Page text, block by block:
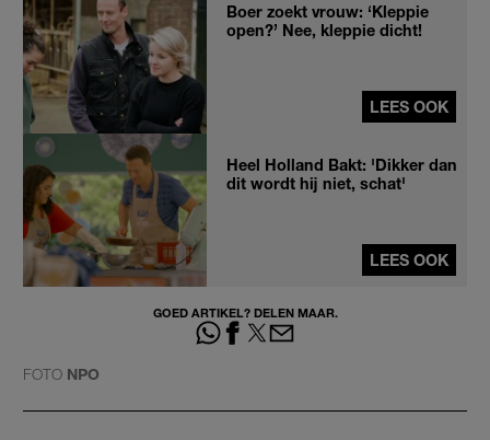
Boer zoekt vrouw: ‘Kleppie
open?’ Nee, kleppie dicht!
LEES OOK
Heel Holland Bakt: 'Dikker dan
dit wordt hij niet, schat'
LEES OOK
GOED ARTIKEL? DELEN MAAR.
FOTO NPO